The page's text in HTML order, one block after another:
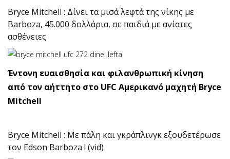
Bryce Mitchell : Δίνει τα μισά λεφτά της νίκης με
Barboza, 45.000 δολλάρια, σε παιδιά με ανίατες
ασθένειες
Έντονη ευαισθησία και φιλανθρωπική κίνηση
από τον αήττητο στο UFC Αμερικανό μαχητή Bryce
Mitchell
Bryce Mitchell : Με πάλη και γκράπλινγκ εξουδετέρωσε
τον Edson Barboza ! (vid)